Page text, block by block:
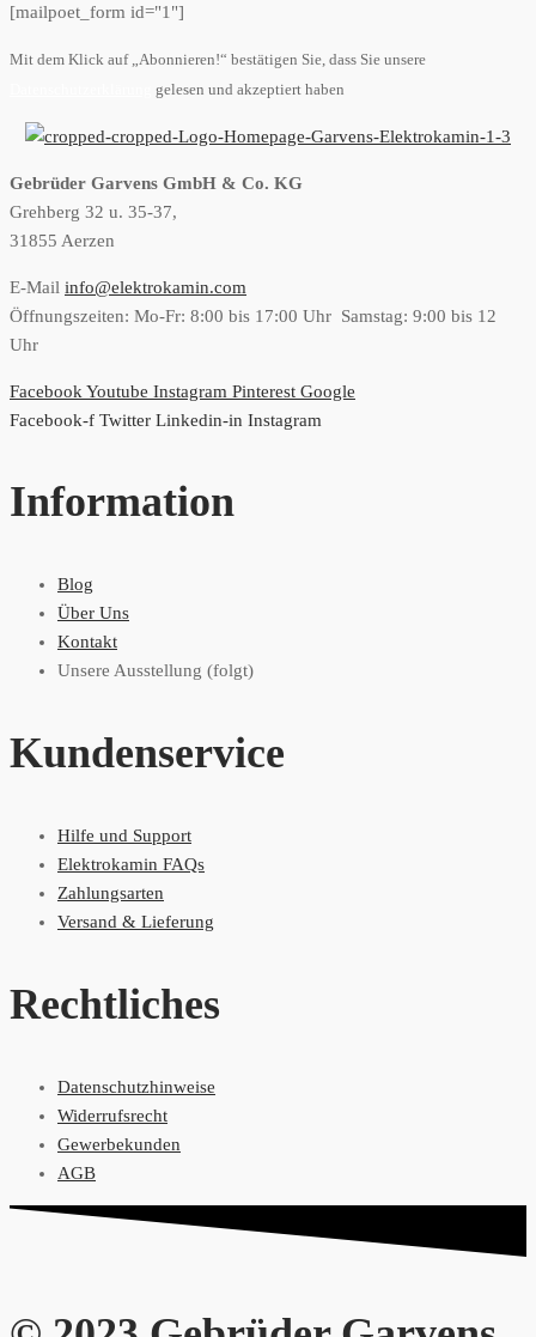
[mailpoet_form id="1"]
Mit dem Klick auf „Abonnieren!“ bestätigen Sie, dass Sie unsere
gelesen und akzeptiert haben
Gebrüder Garvens GmbH & Co. KG
Grehberg 32 u. 35-37,
31855 Aerzen
E-Mail info@elektrokamin.com
Öffnungszeiten: Mo-Fr: 8:00 bis 17:00 Uhr Samstag: 9:00 bis 12
Uhr
Facebook Youtube Instagram Pinterest Google
Facebook-f Twitter Linkedin-in Instagram
Information
Blog
Über Uns
Kontakt
Unsere Ausstellung (folgt)
Kundenservice
Hilfe und Support
Elektrokamin FAQs
Zahlungsarten
Versand & Lieferung
Rechtliches
Datenschutzhinweise
Widerrufsrecht
Gewerbekunden
AGB